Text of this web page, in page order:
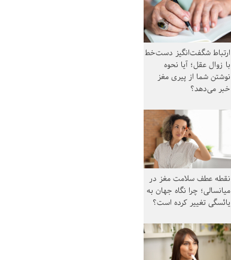
ارتباط شگفت‌انگیز دست‌خط
با زوال عقل؛ آیا نحوه
نوشتن شما از پیری مغز
خبر می‌دهد؟
نقطه عطف سلامت مغز در
میانسالی؛ چرا نگاه جهان به
یائسگی تغییر کرده است؟